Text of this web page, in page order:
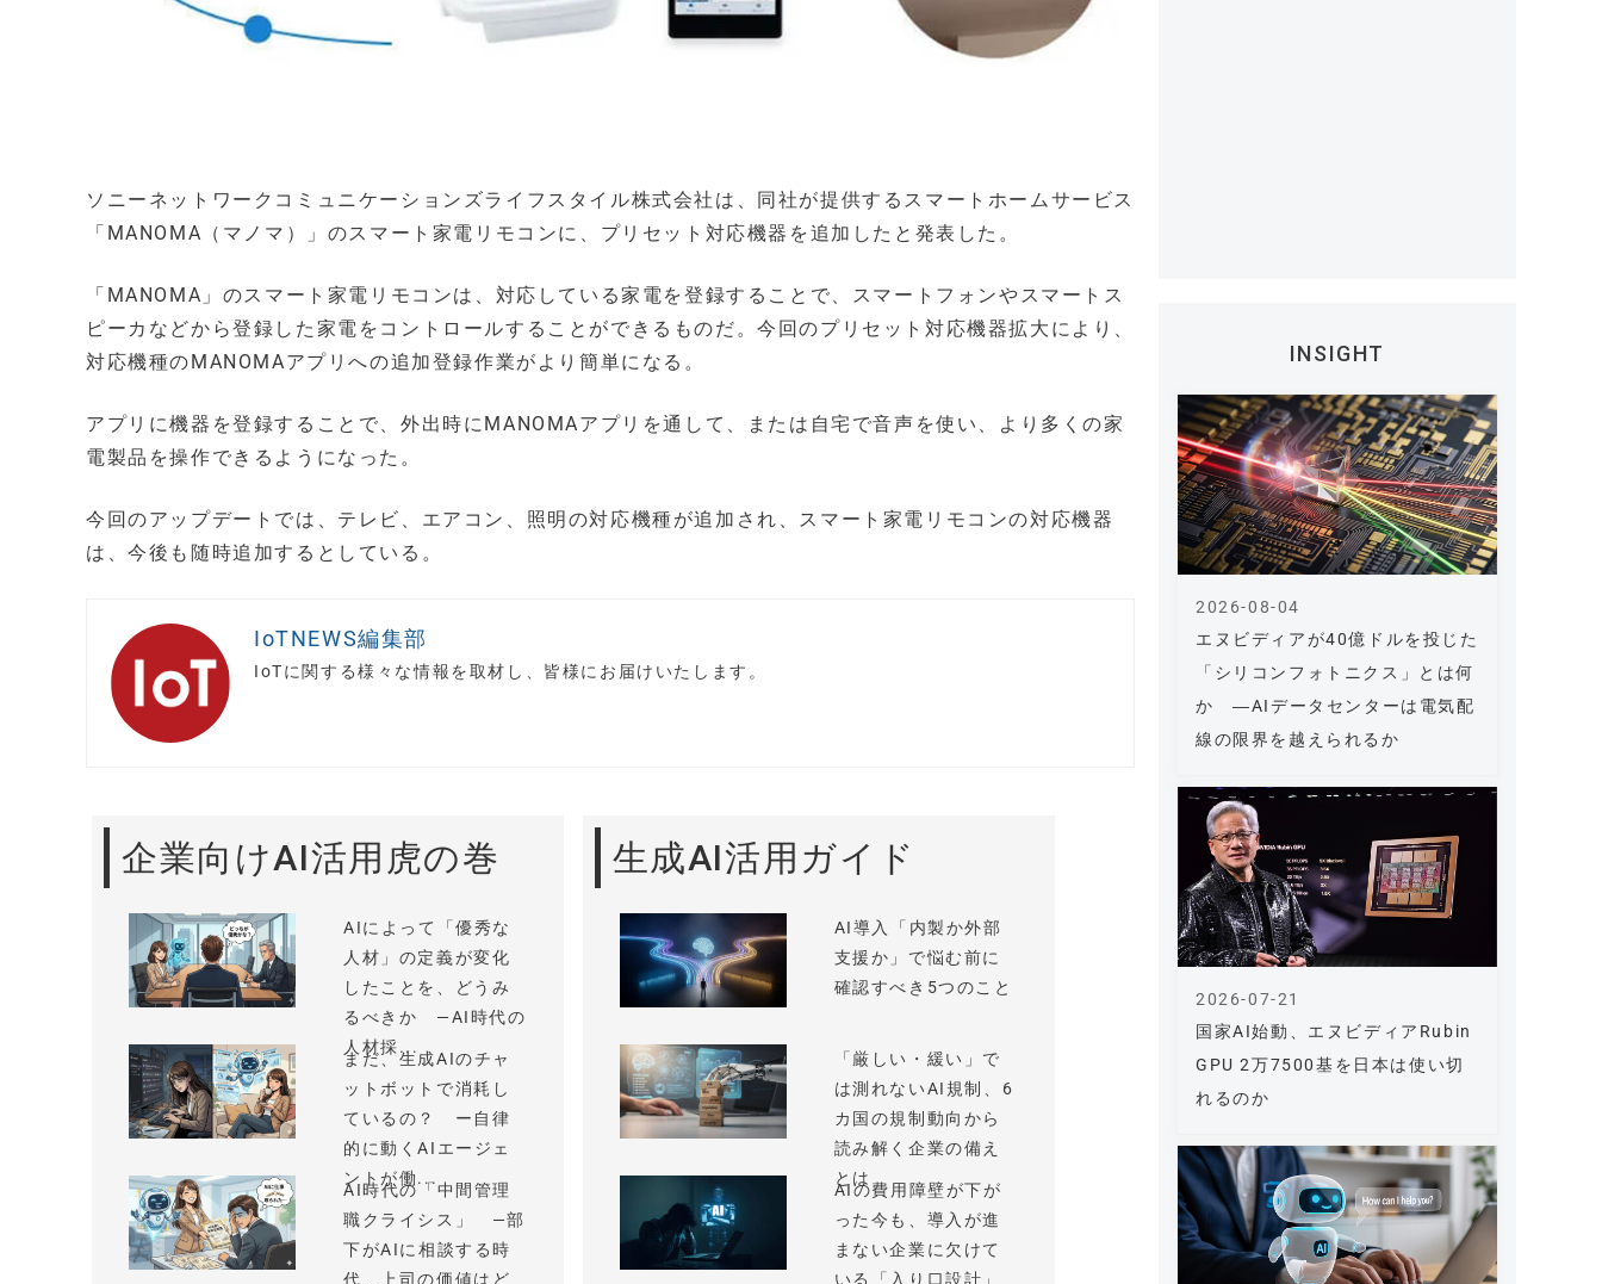
ソニーネットワークコミュニケーションズライフスタイル株式会社は、同社が提供するスマートホームサービス
「MANOMA（マノマ）」のスマート家電リモコンに、プリセット対応機器を追加したと発表した。
「MANOMA」のスマート家電リモコンは、対応している家電を登録することで、スマートフォンやスマートス
ピーカなどから登録した家電をコントロールすることができるものだ。今回のプリセット対応機器拡大により、
対応機種のMANOMAアプリへの追加登録作業がより簡単になる。
アプリに機器を登録することで、外出時にMANOMAアプリを通して、または自宅で音声を使い、より多くの家
電製品を操作できるようになった。
今回のアップデートでは、テレビ、エアコン、照明の対応機種が追加され、スマート家電リモコンの対応機器
は、今後も随時追加するとしている。
IoTNEWS編集部
IoTに関する様々な情報を取材し、皆様にお届けいたします。
企業向けAI活用虎の巻
AIによって「優秀な
人材」の定義が変化
したことを、どうみ
るべきか —AI時代の
人材採...
まだ、生成AIのチャ
ットボットで消耗し
ているの？ ー自律
的に動くAIエージェ
ントが働...
AI時代の「中間管理
職クライシス」 —部
下がAIに相談する時
生成AI活用ガイド
AI導入「内製か外部
支援か」で悩む前に
確認すべき5つのこと
「厳しい・緩い」で
は測れないAI規制、6
カ国の規制動向から
読み解く企業の備え
とは
AIの費用障壁が下が
った今も、導入が進
まない企業に欠けて
INSIGHT
エヌビディアが40億ドルを投じた
「シリコンフォトニクス」とは何
か ―AIデータセンターは電気配
線の限界を越えられるか
2026-08-04
国家AI始動、エヌビディアRubin
GPU 2万7500基を日本は使い切
れるのか
2026-07-21